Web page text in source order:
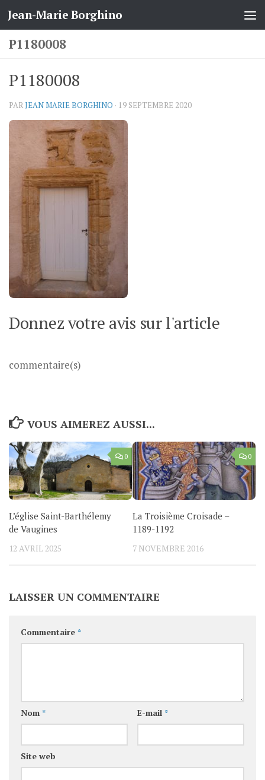
Skip to content
Jean-Marie Borghino
P1180008
P1180008
PARJEAN MARIE BORGHINO · 19 SEPTEMBRE 2020
Donnez votre avis sur l'article
commentaire(s)
VOUS AIMEREZ AUSSI...
0
L’église Saint-Barthélemy
de Vaugines
12 AVRIL 2025
0
La Troisième Croisade –
1189-1192
7 NOVEMBRE 2016
LAISSER UN COMMENTAIRE
Commentaire *
Nom * E-mail *
Site web